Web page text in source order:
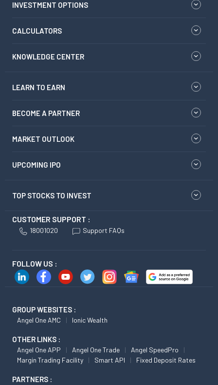
INVESTMENT OPTIONS
CALCULATORS
KNOWLEDGE CENTER
LEARN TO EARN
BECOME A PARTNER
MARKET OUTLOOK
UPCOMING IPO
TOP STOCKS TO INVEST
CUSTOMER SUPPORT :
18001020 Support FAQs
FOLLOW US :
GROUP WEBSITES :
Angel One AMC Ionic Wealth
OTHER LINKS :
Angel One APP Angel One Trade
Angel SpeedPro
Margin Trading Facility
Smart API Fixed Deposit Rates
PARTNERS :